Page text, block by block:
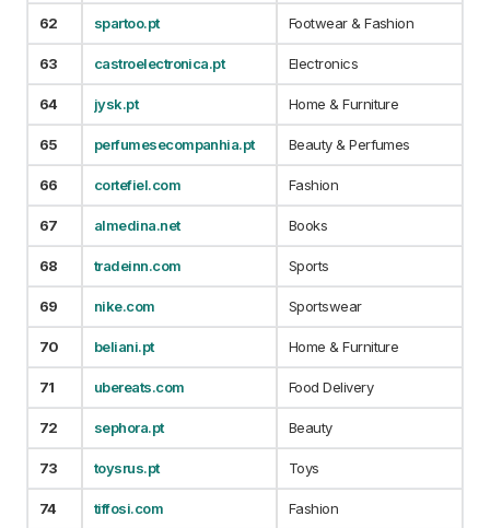
62 spartoo.pt Footwear & Fashion
63 castroelectronica.pt Electronics
64 jysk.pt Home & Furniture
65 perfumesecompanhia.pt Beauty & Perfumes
66 cortefiel.com Fashion
67 almedina.net Books
68 tradeinn.com Sports
69 nike.com Sportswear
70 beliani.pt Home & Furniture
71 ubereats.com Food Delivery
72 sephora.pt Beauty
73 toysrus.pt Toys
74 tiffosi.com Fashion